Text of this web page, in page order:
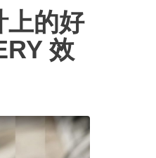
上的好
效